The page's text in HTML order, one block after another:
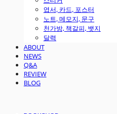
엽서, 카드, 포스터
노트, 메모지, 문구
천가방, 책갈피, 뱃지
달력
ABOUT
NEWS
Q&A
REVIEW
BLOG